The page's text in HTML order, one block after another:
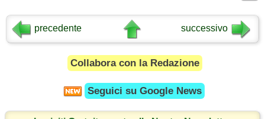
precedente successivo
Collabora con la Redazione
Seguici su Google News